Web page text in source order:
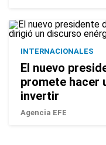
INTERNACIONALES
El nuevo
promete hacer
invertir
Agencia EFE